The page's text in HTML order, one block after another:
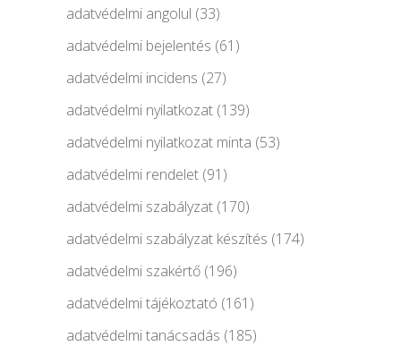
adatvédelmi angolul (33)
adatvédelmi bejelentés (61)
adatvédelmi incidens (27)
adatvédelmi nyilatkozat (139)
adatvédelmi nyilatkozat minta (53)
adatvédelmi rendelet (91)
adatvédelmi szabályzat (170)
adatvédelmi szabályzat készítés (174)
adatvédelmi szakértő (196)
adatvédelmi tájékoztató (161)
adatvédelmi tanácsadás (185)